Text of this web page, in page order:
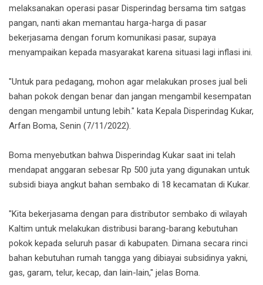
melaksanakan operasi pasar Disperindag bersama tim satgas
pangan, nanti akan memantau harga-harga di pasar
bekerjasama dengan forum komunikasi pasar, supaya
menyampaikan kepada masyarakat karena situasi lagi inflasi ini.
"Untuk para pedagang, mohon agar melakukan proses jual beli
bahan pokok dengan benar dan jangan mengambil kesempatan
dengan mengambil untung lebih." kata Kepala Disperindag Kukar,
Arfan Boma, Senin (7/11/2022).
Boma menyebutkan bahwa Disperindag Kukar saat ini telah
mendapat anggaran sebesar Rp 500 juta yang digunakan untuk
subsidi biaya angkut bahan sembako di 18 kecamatan di Kukar.
"Kita bekerjasama dengan para distributor sembako di wilayah
Kaltim untuk melakukan distribusi barang-barang kebutuhan
pokok kepada seluruh pasar di kabupaten. Dimana secara rinci
bahan kebutuhan rumah tangga yang dibiayai subsidinya yakni,
gas, garam, telur, kecap, dan lain-lain," jelas Boma.